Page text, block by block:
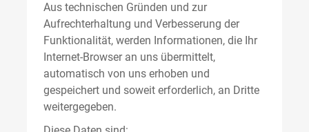
Aus technischen Gründen und zur
Aufrechterhaltung und Verbesserung der
Funktionalität, werden Informationen, die Ihr
Internet-Browser an uns übermittelt,
automatisch von uns erhoben und
gespeichert und soweit erforderlich, an Dritte
weitergegeben.